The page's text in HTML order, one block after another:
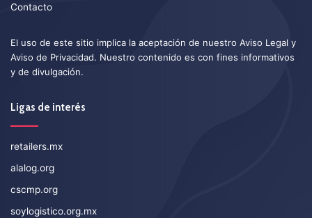
Contacto
El uso de este sitio implica la aceptación de nuestro Aviso Legal y
Aviso de Privacidad. Nuestro contenido es con fines informativos
y de divulgación.
Ligas de interés
retailers.mx
alalog.org
cscmp.org
soylogistico.org.mx